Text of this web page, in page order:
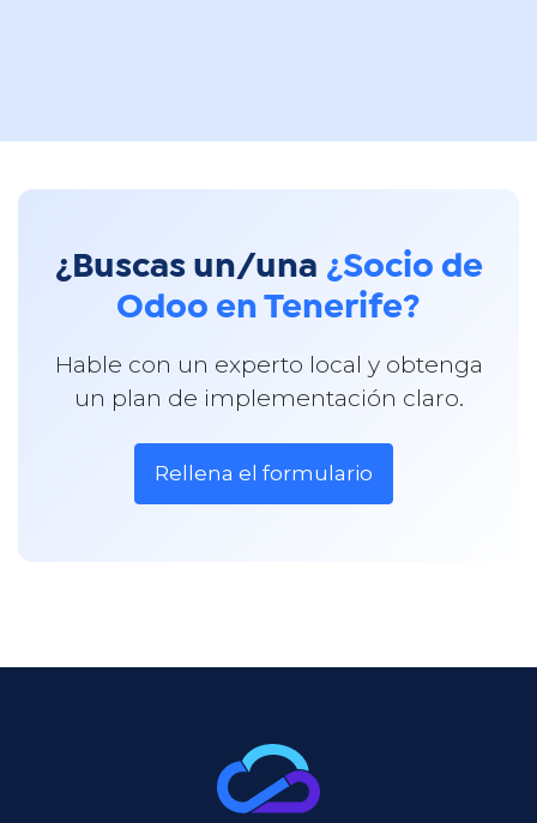
¿Buscas un/una ¿Socio de
Odoo en Tenerife?
Hable con un experto local y obtenga
un plan de implementación claro.
Rellena el formulario